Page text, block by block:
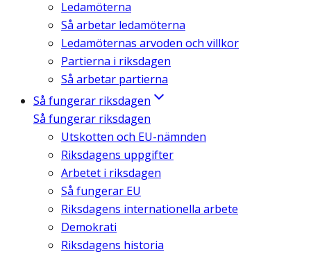
Ledamöterna
Så arbetar ledamöterna
Ledamöternas arvoden och villkor
Partierna i riksdagen
Så arbetar partierna
Så fungerar riksdagen
Så fungerar riksdagen
Utskotten och EU-nämnden
Riksdagens uppgifter
Arbetet i riksdagen
Så fungerar EU
Riksdagens internationella arbete
Demokrati
Riksdagens historia